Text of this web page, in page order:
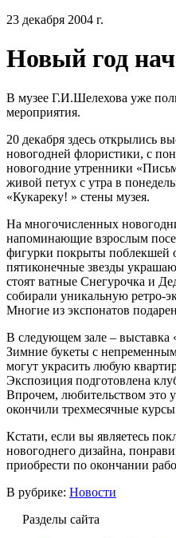
23 декабря 2004 г.
Новый год
В музее Г.И.Шелехова уже
мероприятия.
20 декабря здесь открылись
новогодней флористики, с
новогодние утренники
живой петух с утра в
«Кукареку! » стены музея.
На многочисленных
напоминающие взрослым
фигурки покрыты поблекшей
пятиконечные звезды
стоят ватные Снегурочка и
собирали уникальную ретро-
Многие из экспонатов
В следующем зале – выставка
Зимние букеты с
могут украсить любую
Экспозиция подготовлена
Впрочем, любительством это
окончили трехмесячные
Кстати, если вы являетесь
новогоднего дизайна,
приобрести по окончании
В рубрике: Новости
Разделы сайта